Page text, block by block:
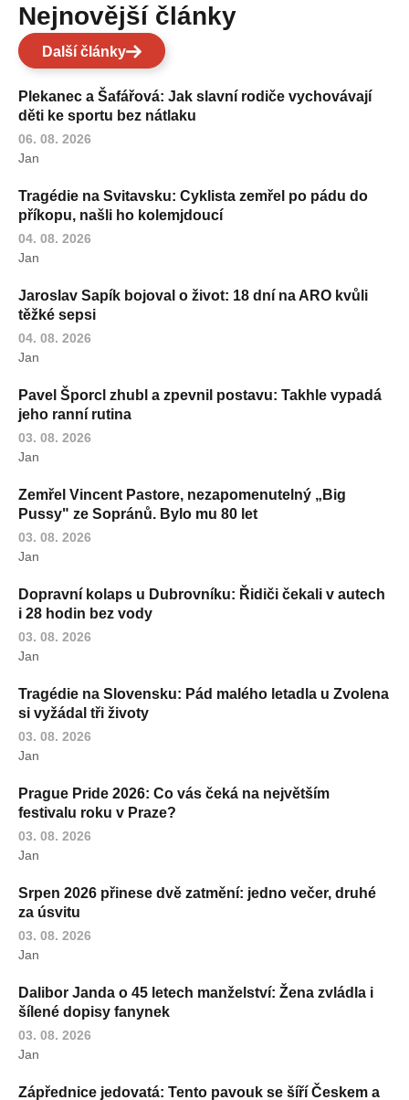
Nejnovější články
Další články
Plekanec a Šafářová: Jak slavní rodiče vychovávají
děti ke sportu bez nátlaku
06. 08. 2026
Jan
Tragédie na Svitavsku: Cyklista zemřel po pádu do
příkopu, našli ho kolemjdoucí
04. 08. 2026
Jan
Jaroslav Sapík bojoval o život: 18 dní na ARO kvůli
těžké sepsi
04. 08. 2026
Jan
Pavel Šporcl zhubl a zpevnil postavu: Takhle vypadá
jeho ranní rutina
03. 08. 2026
Jan
Zemřel Vincent Pastore, nezapomenutelný „Big
Pussy" ze Sopránů. Bylo mu 80 let
03. 08. 2026
Jan
Dopravní kolaps u Dubrovníku: Řidiči čekali v autech
i 28 hodin bez vody
03. 08. 2026
Jan
Tragédie na Slovensku: Pád malého letadla u Zvolena
si vyžádal tři životy
03. 08. 2026
Jan
Prague Pride 2026: Co vás čeká na největším
festivalu roku v Praze?
03. 08. 2026
Jan
Srpen 2026 přinese dvě zatmění: jedno večer, druhé
za úsvitu
03. 08. 2026
Jan
Dalibor Janda o 45 letech manželství: Žena zvládla i
šílené dopisy fanynek
03. 08. 2026
Jan
Zápřednice jedovatá: Tento pavouk se šíří Českem a